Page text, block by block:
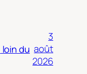
du
3
août
2026